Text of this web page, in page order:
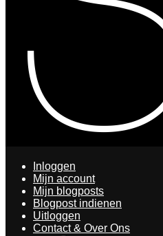
Inloggen
Mijn account
Mijn blogposts
Blogpost indienen
Uitloggen
Contact & Over Ons